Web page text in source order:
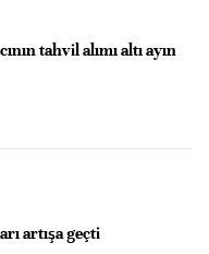
tahvil alımı altı ayın
artışa geçti